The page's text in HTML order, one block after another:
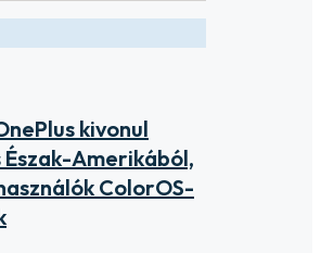
kivonul
Észak-Amerikából,
ColorOS-